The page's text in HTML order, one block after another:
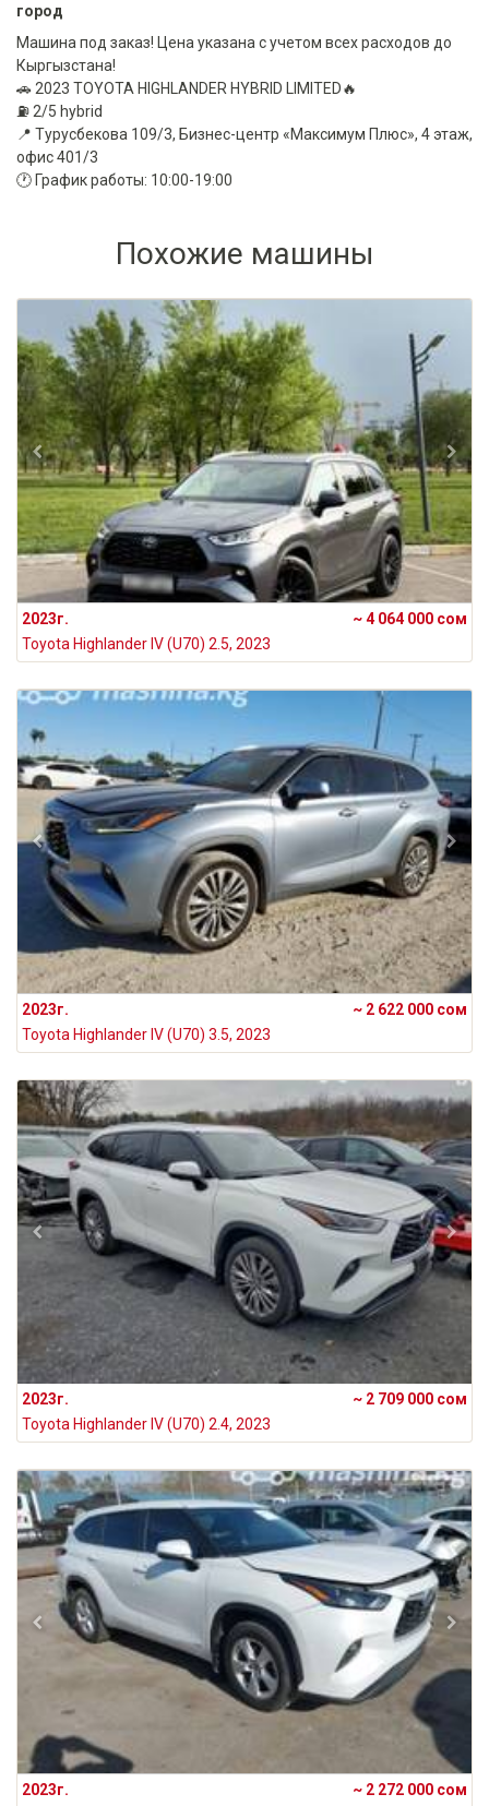
город
Машина под заказ! Цена указана с учетом всех расходов до
Кыргызстана!
🚗 2023 TOYOTA HIGHLANDER HYBRID LIMITED🔥
⛽️ 2/5 hybrid
📍 Турусбекова 109/3, Бизнес-центр «Максимум Плюс», 4 этаж,
офис 401/3
🕐 График работы: 10:00-19:00
Похожие машины
2023г.
~ 4 064 000 сом
Toyota Highlander IV (U70) 2.5, 2023
2023г.
~ 2 622 000 сом
Toyota Highlander IV (U70) 3.5, 2023
2023г.
~ 2 709 000 сом
Toyota Highlander IV (U70) 2.4, 2023
2023г. ~ 2 272 000 сом